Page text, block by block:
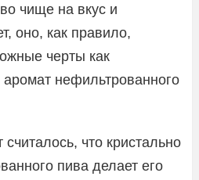
чище на вкус и
оно, как правило,
черты как
нефильтрованного
что кристально
пива делает его